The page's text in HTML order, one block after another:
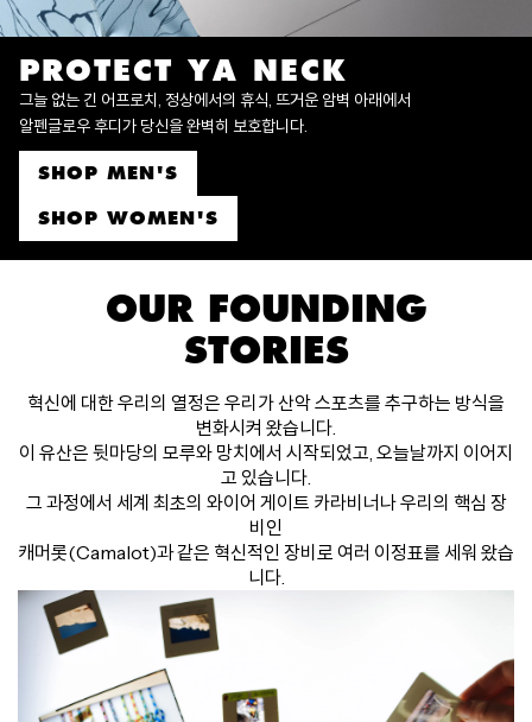
PROTECT YA NECK
그늘 없는 긴 어프로치, 정상에서의 휴식, 뜨거운 암벽 아래에서
알펜글로우 후디가 당신을 완벽히 보호합니다.
SHOP MEN'S
SHOP WOMEN'S
OUR FOUNDING
STORIES
혁신에 대한 우리의 열정은 우리가 산악 스포츠를 추구하는 방식을
변화시켜 왔습니다.
이 유산은 뒷마당의 모루와 망치에서 시작되었고, 오늘날까지 이어지
고 있습니다.
그 과정에서 세계 최초의 와이어 게이트 카라비너나 우리의 핵심 장
비인
캐머롯(Camalot)과 같은 혁신적인 장비로 여러 이정표를 세워 왔습
니다.